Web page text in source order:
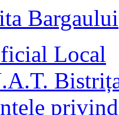
Local